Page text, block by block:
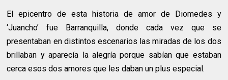
El epicentro de esta historia de amor de Diomedes y
‘Juancho’ fue Barranquilla, donde cada vez que se
presentaban en distintos escenarios las miradas de los dos
brillaban y aparecía la alegría porque sabían que estaban
cerca esos dos amores que les daban un plus especial.